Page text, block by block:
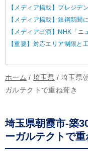
【メディア掲載】プレジデントオン
【メディア掲載】鉄鋼新聞に
【メディア出演】NHK「ニュ
【重要】対応エリア制限と
ホーム / 埼玉県 / 埼玉県
ガルテクトで重ね葺き
埼玉県朝霞市-築
ーガルテクトで重